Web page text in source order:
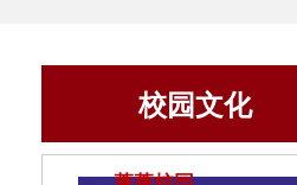
校园文化